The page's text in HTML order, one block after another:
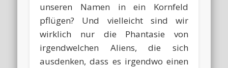
unseren Namen in ein Kornfeld
pflügen? Und vielleicht sind wir
wirklich nur die Phantasie von
irgendwelchen Aliens, die sich
ausdenken, dass es irgendwo einen